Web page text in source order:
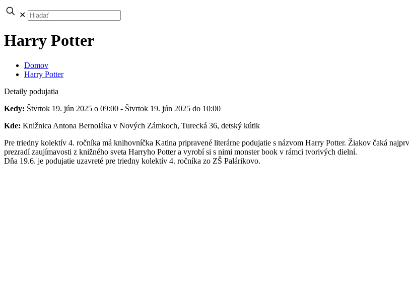
✕
Harry Potter
Domov
Harry Potter
Detaily podujatia
Kedy: Štvrtok 19. jún 2025 o 09:00 - Štvrtok 19. jún 2025 do 10:00
Kde: Knižnica Antona Bernoláka v Nových Zámkoch, Turecká 36, detský kútik
Pre triedny kolektív 4. ročníka má knihovníčka Katina pripravené literárne podujatie s názvom Harry Potter. Žiakov čaká
prezradí zaujímavosti z knižného sveta Harryho Potter a vyrobí si s nimi monster book v rámci tvorivých dielní.
Dňa 19.6. je podujatie uzavreté pre triedny kolektív 4. ročníka zo ZŠ Palárikovo.